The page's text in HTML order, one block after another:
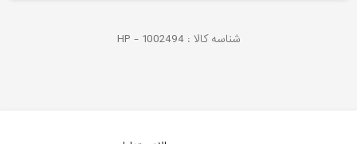
شناسه کالا : HP - 1002494